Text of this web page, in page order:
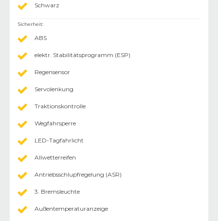
Schwarz
Sicherheit:
ABS
elektr. Stabilitätsprogramm (ESP)
Regensensor
Servolenkung
Traktionskontrolle
Wegfahrsperre
LED-Tagfahrlicht
Allwetterreifen
Antriebsschlupfregelung (ASR)
3. Bremsleuchte
Außentemperaturanzeige